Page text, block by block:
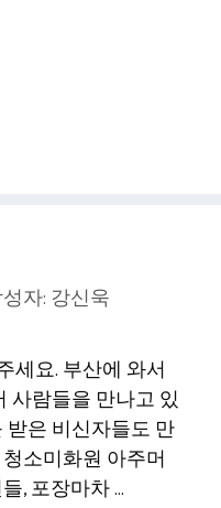
자:강신욱
세요. 부산에 와서
사람들을 만나고 있
받은 비신자들도 만
소미화원 아주머
, 포장마차 …